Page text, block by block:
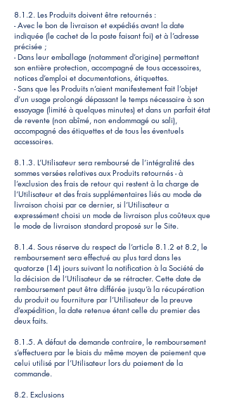
8.1.2. Les Produits doivent être retournés :
- Avec le bon de livraison et expédiés avant la date
indiquée (le cachet de la poste faisant foi) et à l’adresse
précisée ;
- Dans leur emballage (notamment d’origine) permettant
son entière protection, accompagné de tous accessoires,
notices d’emploi et documentations, étiquettes.
- Sans que les Produits n’aient manifestement fait l’objet
d’un usage prolongé dépassant le temps nécessaire à son
essayage (limité à quelques minutes) et dans un parfait état
de revente (non abîmé, non endommagé ou sali),
accompagné des étiquettes et de tous les éventuels
accessoires.
8.1.3. L’Utilisateur sera remboursé de l’intégralité des
sommes versées relatives aux Produits retournés - à
l’exclusion des frais de retour qui restent à la charge de
l’Utilisateur et des frais supplémentaires liés au mode de
livraison choisi par ce dernier, si l’Utilisateur a
expressément choisi un mode de livraison plus coûteux que
le mode de livraison standard proposé sur le Site.
8.1.4. Sous réserve du respect de l’article 8.1.2 et 8.2, le
remboursement sera effectué au plus tard dans les
quatorze (14) jours suivant la notification à la Société de
la décision de l’Utilisateur de se rétracter. Cette date de
remboursement peut être différée jusqu’à la récupération
du produit ou fourniture par l’Utilisateur de la preuve
d’expédition, la date retenue étant celle du premier des
deux faits.
8.1.5. A défaut de demande contraire, le remboursement
s’effectuera par le biais du même moyen de paiement que
celui utilisé par l’Utilisateur lors du paiement de la
commande.
8.2. Exclusions